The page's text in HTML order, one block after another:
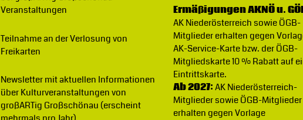
Veranstaltungen
Teilnahme an der Verlosung von
Freikarten
Newslettermit aktuellen Informationen
über Kulturveranstaltungen von
großARTig Großschönau (erscheint
Ermäßigungen AKNÖ u.
AK Niederösterreich sowie ÖGB-
Mitglieder erhalten gegen
AK-Service-Karte bzw. der ÖGB-
Mitgliedskarte 10 % Rabatt auf
Eintrittskarte.
Ab 2027:AK Niederösterreich-
Mitglieder sowie ÖGB-Mitglieder
erhalten gegen Vorlage